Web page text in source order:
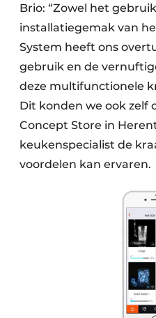
Brio: “Zowel het
installatiegemak van
System heeft ons
gebruik en de
deze multifunctionele
Dit konden we ook zelf
Concept Store in
keukenspecialist de
voordelen kan ervaren.